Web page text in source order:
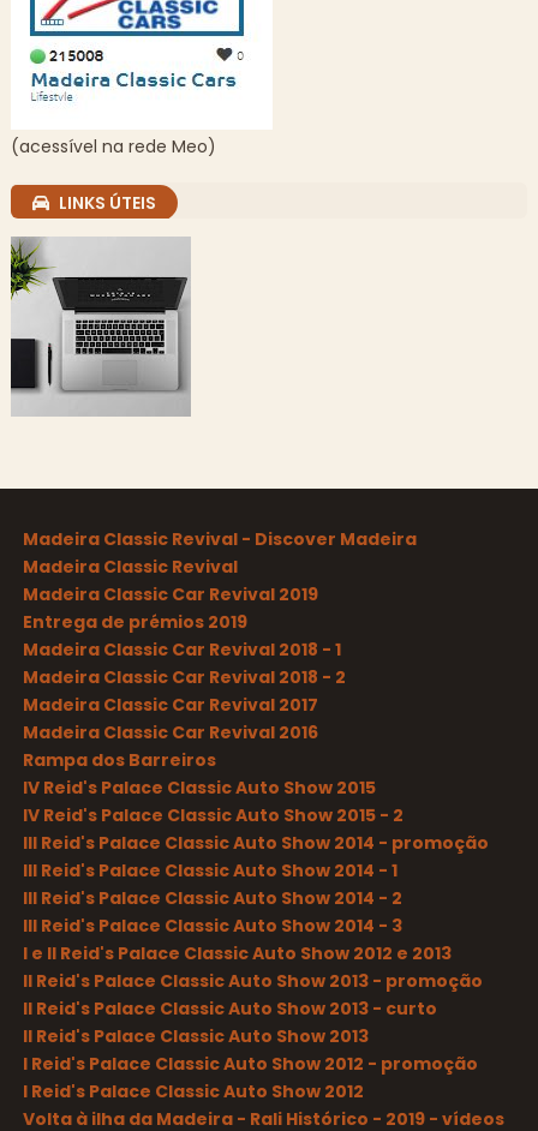
(acessível na rede Meo)
LINKS ÚTEIS
Madeira Classic Revival - Discover Madeira
Madeira Classic Revival
Madeira Classic Car Revival 2019
Entrega de prémios 2019
Madeira Classic Car Revival 2018 - 1
Madeira Classic Car Revival 2018 - 2
Madeira Classic Car Revival 2017
Madeira Classic Car Revival 2016
Rampa dos Barreiros
IV Reid's Palace Classic Auto Show 2015
IV Reid's Palace Classic Auto Show 2015 - 2
III Reid's Palace Classic Auto Show 2014 - promoção
III Reid's Palace Classic Auto Show 2014 - 1
III Reid's Palace Classic Auto Show 2014 - 2
III Reid's Palace Classic Auto Show 2014 - 3
I e II Reid's Palace Classic Auto Show 2012 e 2013
II Reid's Palace Classic Auto Show 2013 - promoção
II Reid's Palace Classic Auto Show 2013 - curto
II Reid's Palace Classic Auto Show 2013
I Reid's Palace Classic Auto Show 2012 - promoção
I Reid's Palace Classic Auto Show 2012
Volta à ilha da Madeira - Rali Histórico - 2019 - vídeos